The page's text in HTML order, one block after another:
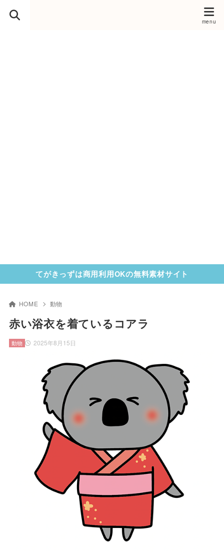
てがきっずは商用利用OKの無料素材サイト
HOME 動物
赤い浴衣を着ているコアラ
2025年8月15日
動物